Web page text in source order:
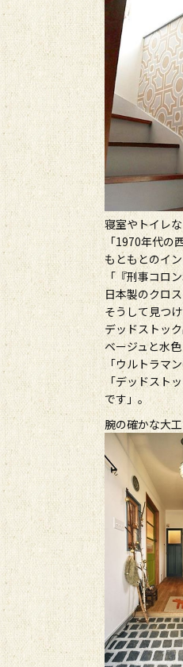
寝室やトイレ
「1970年代の
もともとのイ
「『刑事コロ
日本製のクロ
そうして見つ
デッドストッ
ベージュと水
「ウルトラマ
「デッドスト
です」。
腕の確かな大